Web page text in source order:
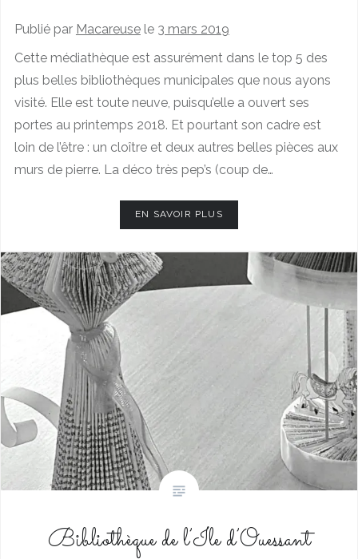
Publié par Macareusele 3 mars 2019
Cette médiathèque est assurément dans le top 5 des
plus belles bibliothèques municipales que nous ayons
visité. Elle est toute neuve, puisqu’elle a ouvert ses
portes au printemps 2018. Et pourtant son cadre est
loin de l’être : un cloître et deux autres belles pièces aux
murs de pierre. La déco très pep’s (coup de…
EN SAVOIR PLUS
Bibliothèque de l’Ile d’Ouessant